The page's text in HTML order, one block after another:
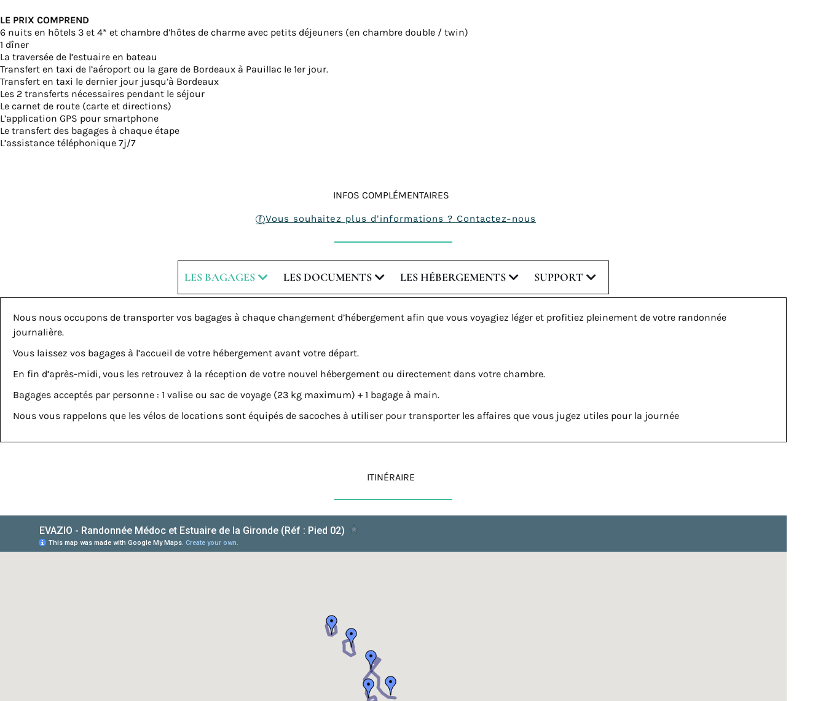
LE PRIX COMPREND
6 nuits en hôtels 3 et 4* et chambre d’hôtes de charme avec petits déjeuners (en chambre double / twin)
1 dîner
La traversée de l’estuaire en bateau
Transfert en taxi de l’aéroport ou la gare de Bordeaux à Pauillac le 1er jour.
Transfert en taxi le dernier jour jusqu’à Bordeaux
Les 2 transferts nécessaires pendant le séjour
Le carnet de route (carte et directions)
L’application GPS pour smartphone
Le transfert des bagages à chaque étape
L’assistance téléphonique 7j/7
INFOS COMPLÉMENTAIRES
Vous souhaitez plus d'informations ? Contactez-nous
LES BAGAGES LES DOCUMENTS LES HÉBERGEMENTS SUPPORT
Nous nous occupons de transporter vos bagages à chaque changement d’hébergement afin que vous voyagiez léger et profitiez pleinement de votre randonnée
journalière.
Vous laissez vos bagages à l’accueil de votre hébergement avant votre départ.
En fin d’après-midi, vous les retrouvez à la réception de votre nouvel hébergement ou directement dans votre chambre.
Bagages acceptés par personne : 1 valise ou sac de voyage (23 kg maximum) + 1 bagage à main.
Nous vous rappelons que les vélos de locations sont équipés de sacoches à utiliser pour transporter les affaires que vous jugez utiles pour la journée
ITINÉRAIRE